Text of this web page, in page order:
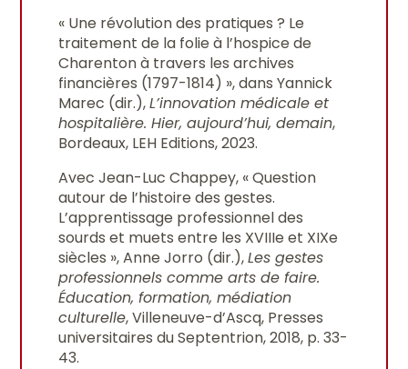
« Une révolution des pratiques ? Le
traitement de la folie à l’hospice de
Charenton à travers les archives
financières (1797-1814) », dans Yannick
Marec (dir.),L’innovation médicale et
hospitalière. Hier, aujourd’hui, demain,
Bordeaux, LEH Editions, 2023.
Avec Jean-Luc Chappey, « Question
autour de l’histoire des gestes.
L’apprentissage professionnel des
sourds et muets entre les XVIIIe et XIXe
siècles », Anne Jorro (dir.),Les gestes
professionnels comme arts de faire.
Éducation, formation, médiation
culturelle, Villeneuve-d’Ascq, Presses
universitaires du Septentrion, 2018, p. 33-
43.